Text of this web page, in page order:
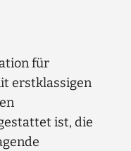
für
erstklassigen
ist, die